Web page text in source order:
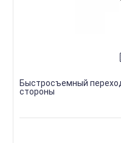
Быстросъемный
стороны